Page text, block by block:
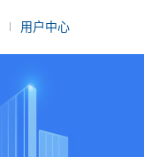
用户中心